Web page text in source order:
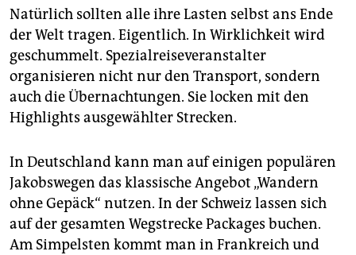
Natürlich sollten alle ihre Lasten selbst ans Ende
der Welt tragen. Eigentlich. In Wirklichkeit wird
geschummelt. Spezialreiseveranstalter
organisieren nicht nur den Transport, sondern
auch die Übernachtungen. Sie locken mit den
Highlights ausgewählter Strecken.
In Deutschland kann man auf einigen populären
Jakobswegen das klassische Angebot „Wandern
ohne Gepäck“ nutzen. In der Schweiz lassen sich
auf der gesamten Wegstrecke Packages buchen.
Am Simpelsten kommt man in Frankreich und